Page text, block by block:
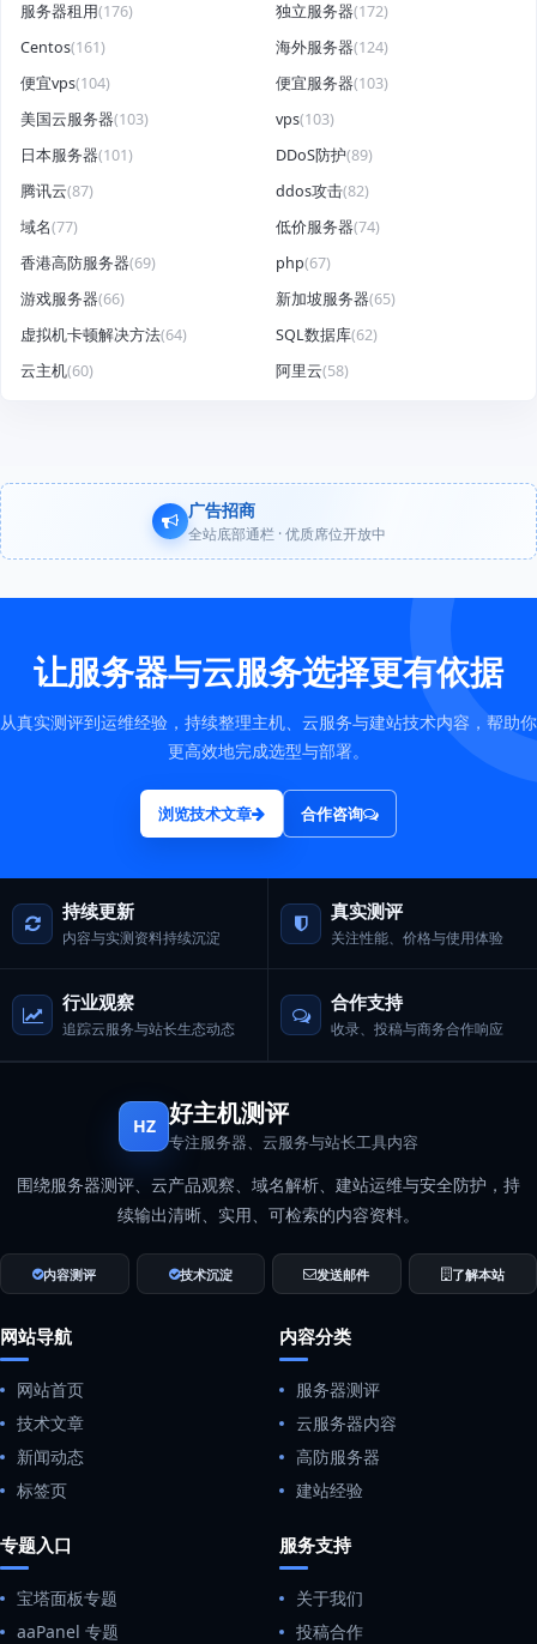
服务器租用(176) 独立服务器(172)
Centos(161) 海外服务器(124)
便宜vps(104) 便宜服务器(103)
美国云服务器(103) vps(103)
日本服务器(101) DDoS防护(89)
腾讯云(87) ddos攻击(82)
域名(77) 低价服务器(74)
香港高防服务器(69) php(67)
游戏服务器(66) 新加坡服务器(65)
虚拟机卡顿解决方法(64) SQL数据库(62)
云主机(60) 阿里云(58)
广告招商
全站底部通栏 · 优质席位开放中
让服务器与云服务选择更有依据
从真实测评到运维经验，持续整理主机、云服务与建站技术内容，帮助你
更高效地完成选型与部署。
浏览技术文章 合作咨询
持续更新
内容与实测资料持续沉淀
真实测评
关注性能、价格与使用体验
行业观察
追踪云服务与站长生态动态
合作支持
收录、投稿与商务合作响应
HZ 好主机测评
专注服务器、云服务与站长工具内容
围绕服务器测评、云产品观察、域名解析、建站运维与安全防护，持
续输出清晰、实用、可检索的内容资料。
内容测评 技术沉淀 发送邮件 了解本站
网站导航
网站首页
技术文章
新闻动态
标签页
内容分类
服务器测评
云服务器内容
高防服务器
建站经验
专题入口
宝塔面板专题
aaPanel 专题
服务支持
关于我们
投稿合作